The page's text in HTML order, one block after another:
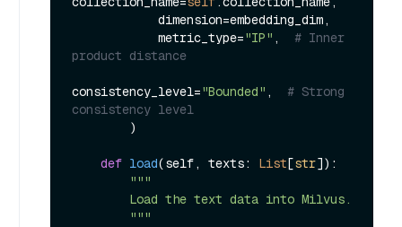
            metric_type=
"IP" , # Inner
product distance
consistency_level="Bounded" , # Strong
consistency level
def load(self, texts: List[str]):
"""
        """